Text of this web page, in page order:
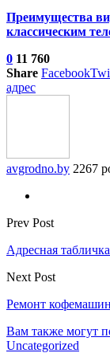
Преимущества
классическим
0 11 760
Share Facebook
адрес
avgrodno.by 2267
Prev Post
Адресная
Next Post
Ремонт
Вам также могут
Uncategorized